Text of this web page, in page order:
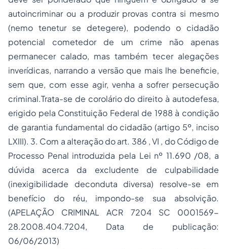
autoincriminar ou a produzir provas contra si mesmo
(nemo tenetur se detegere), podendo o cidadão
potencial cometedor de um crime não apenas
permanecer calado, mas também tecer alegações
inverídicas, narrando a versão que mais lhe beneficie,
sem que, com esse agir, venha a sofrer persecução
criminal.Trata-se de corolário do direito à autodefesa,
erigido pela Constituição Federal de 1988 à condição
de garantia fundamental do cidadão (artigo 5º, inciso
LXIII). 3. Com a alteração do art. 386 , VI , do Código de
Processo Penal introduzida pela Lei nº 11.690 /08, a
dúvida acerca da excludente de culpabilidade
(inexigibilidade deconduta diversa) resolve-se em
benefício do réu, impondo-se sua absolvição.
(APELAÇÃO CRIMINAL ACR 7204 SC 0001569-
28.2008.404.7204, Data de publicação:
06/06/2013)